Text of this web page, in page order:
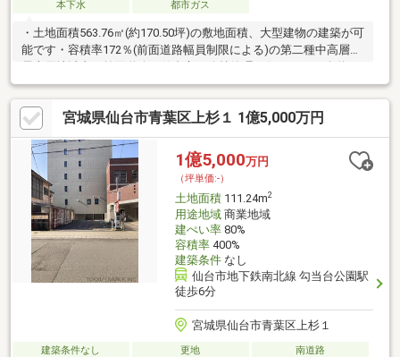
本下水
都市ガス
・土地面積563.76㎡(約170.50坪)の敷地面積、大型建物の建築が可
能です・容積率172％(前面道路幅員制限による)の第二種中高層住
す┏□ LIFE INFORMATION◆仙台市立台原小学校・・約500m◆
仙台市立台原中学校・・約570m◆コープ台原店・・約550m◆西
友台原店・・約810ｍ◆ローソン仙台東北労災病院前店・・約
250m◆東北労災病院・・約300m■その他法令上の制限/宅地造成
及び特定盛土等規制法、埋蔵文化財包蔵地土地面積に路地状部分
約47.19m2含む
宮城県仙台市青葉区上杉１ 1億5,000万円
1億5,000万円
（坪単価:-）
土地面積111.24m2
用途地域商業地域
建ぺい率80%
容積率400%
建築条件なし
仙台市地下鉄南北線 勾当台公園駅
徒歩6分
宮城県仙台市青葉区上杉１
建築条件なし 更地 南道路